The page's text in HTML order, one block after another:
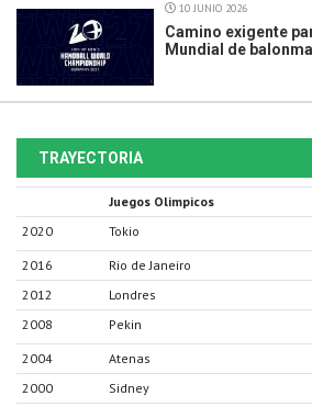
10 JUNIO 2026
Camino exigente
Mundial de
TRAYECTORIA
Juegos Olimpicos
2020
Tokio
2016
Rio de Janeiro
2012
Londres
2008
Pekin
2004
Atenas
2000
Sidney